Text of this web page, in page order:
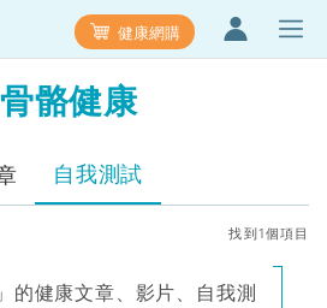
健康網購
骼健康
自我測試
找到1個項目
的健康文章、影片、自我測